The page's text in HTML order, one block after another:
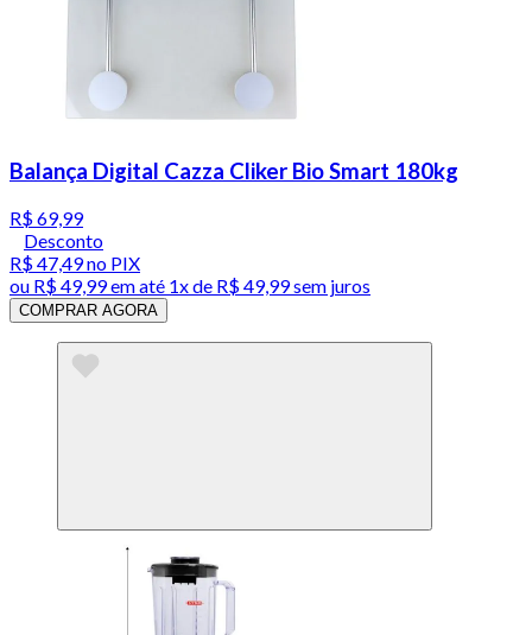
Balança Digital Cazza Cliker Bio Smart 180kg
R$ 69,99
Desconto
R$ 47,49no PIX
ou R$ 49,99em até 1x de R$ 49,99sem juros
COMPRAR AGORA